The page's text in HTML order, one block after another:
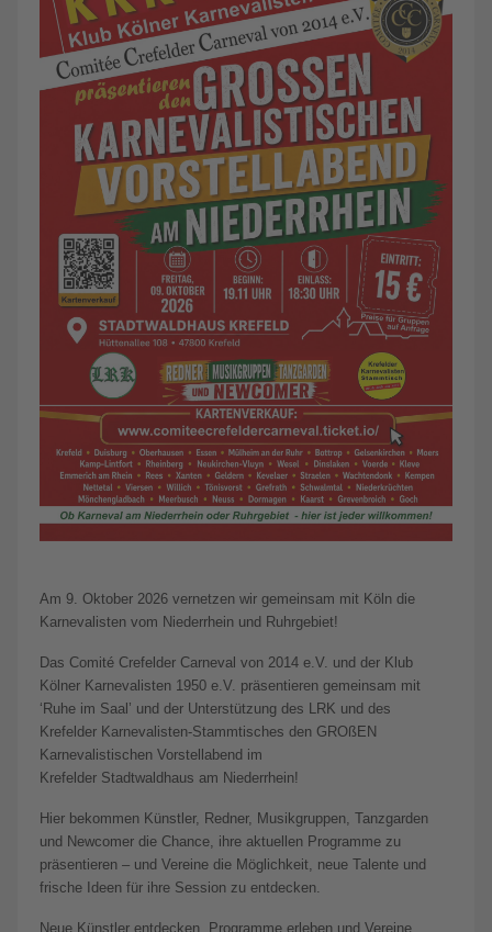
Am 9. Oktober 2026 vernetzen wir gemeinsam mit Köln die
Karnevalisten vom Niederrhein und Ruhrgebiet!
Das Comité Crefelder Carneval von 2014 e.V. und der Klub
Kölner Karnevalisten 1950 e.V. präsentieren gemeinsam mit
‘Ruhe im Saal’ und der Unterstützung des LRK und des
Krefelder Karnevalisten-Stammtisches den GROßEN
Karnevalistischen Vorstellabend im
Krefelder Stadtwaldhaus am Niederrhein!
Hier bekommen Künstler, Redner, Musikgruppen, Tanzgarden
und Newcomer die Chance, ihre aktuellen Programme zu
präsentieren – und Vereine die Möglichkeit, neue Talente und
frische Ideen für ihre Session zu entdecken.
Neue Künstler entdecken, Programme erleben und Vereine